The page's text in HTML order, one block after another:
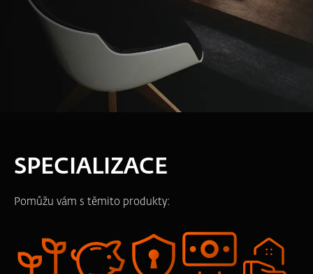
SPECIALIZACE
Pomůžu vám s těmito produkty: